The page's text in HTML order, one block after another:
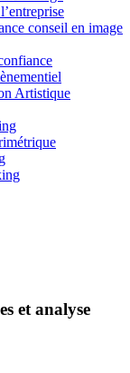
conseil en image
Artistique
et analyse